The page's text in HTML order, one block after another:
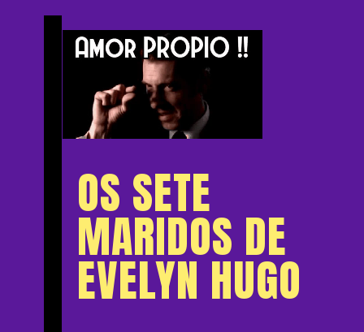
OS SETE
MARIDOS DE
EVELYN HUGO